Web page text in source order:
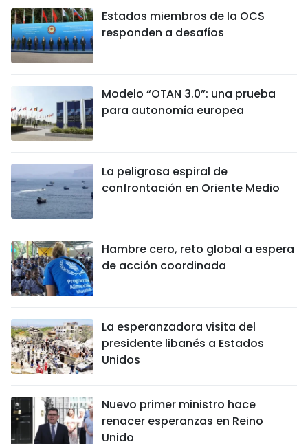
Estados miembros de la OCS
responden a desafíos
Modelo “OTAN 3.0”: una prueba
para autonomía europea
La peligrosa espiral de
confrontación en Oriente Medio
Hambre cero, reto global a espera
de acción coordinada
La esperanzadora visita del
presidente libanés a Estados
Unidos
Nuevo primer ministro hace
renacer esperanzas en Reino
Unido